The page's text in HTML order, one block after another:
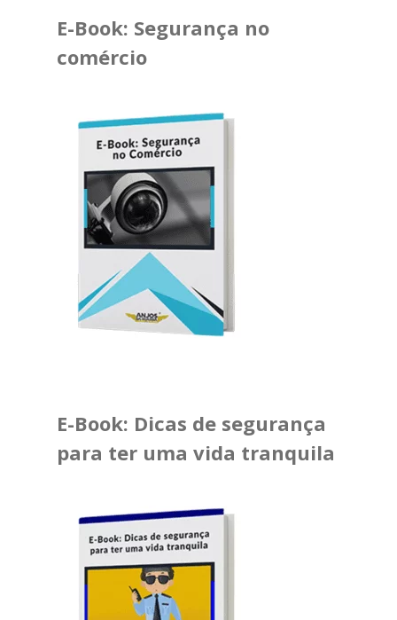
E-Book: Segurança no
comércio
E-Book: Dicas de segurança
para ter uma vida tranquila